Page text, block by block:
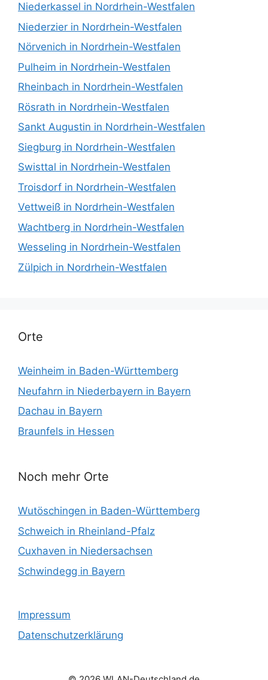
Niederkassel in Nordrhein-Westfalen
Niederzier in Nordrhein-Westfalen
Nörvenich in Nordrhein-Westfalen
Pulheim in Nordrhein-Westfalen
Rheinbach in Nordrhein-Westfalen
Rösrath in Nordrhein-Westfalen
Sankt Augustin in Nordrhein-Westfalen
Siegburg in Nordrhein-Westfalen
Swisttal in Nordrhein-Westfalen
Troisdorf in Nordrhein-Westfalen
Vettweiß in Nordrhein-Westfalen
Wachtberg in Nordrhein-Westfalen
Wesseling in Nordrhein-Westfalen
Zülpich in Nordrhein-Westfalen
Orte
Weinheim in Baden-Württemberg
Neufahrn in Niederbayern in Bayern
Dachau in Bayern
Braunfels in Hessen
Noch mehr Orte
Wutöschingen in Baden-Württemberg
Schweich in Rheinland-Pfalz
Cuxhaven in Niedersachsen
Schwindegg in Bayern
Impressum
Datenschutzerklärung